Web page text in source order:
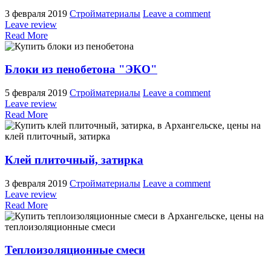
3 февраля 2019 Стройматериалы Leave a comment
Leave review
Read More
Блоки из пенобетона "ЭКО"
5 февраля 2019 Стройматериалы Leave a comment
Leave review
Read More
Клей плиточный, затирка
3 февраля 2019 Стройматериалы Leave a comment
Leave review
Read More
Теплоизоляционные смеси